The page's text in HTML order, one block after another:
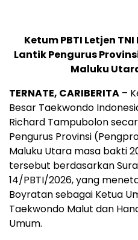
Ketum PBTI Letjen
Lantik Pengurus
Maluku
TERNATE, CARIBERITA –
Besar Taekwondo
Richard Tampubolon
Pengurus Provinsi
Maluku Utara masa bakti
tersebut berdasarkan
14/PBTI/2026, yang
Boyratan sebagai Ketua
Taekwondo Malut dan
Umum.